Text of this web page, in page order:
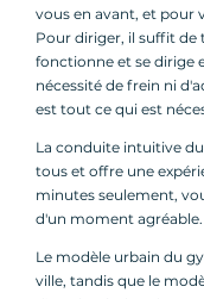
vous en avant, et pour
Pour diriger, il suffit de
fonctionne et se dirige
nécessité de frein ni
est tout ce qui est
La conduite intuitive
tous et offre une
minutes seulement,
d'un moment agréable.
Le modèle urbain du
ville, tandis que le